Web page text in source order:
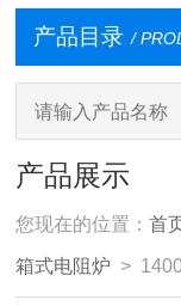
产品目录 /
产品展示
您现在的位置：首
箱式电阻炉 >